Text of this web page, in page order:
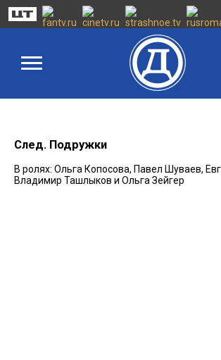
След. Подружки
В ролях: Ольга Копосова, Павел Шуваев,
Владимир Ташлыков и Ольга Зейгер